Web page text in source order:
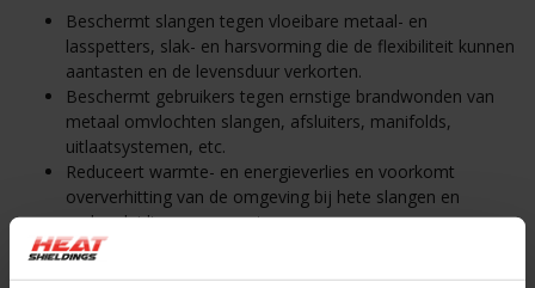
Beschermt slangen tegen vloeibare metaal- en
lasspetters, slak- en harsvorming die de flexibiliteit kunnen
aantasten en de levensduur verkorten.
Beschermt gebruikers tegen ernstige brandwonden van
metaal omvlochten slangen, afsluiters, manifolds,
uitlaatsystemen, etc.
Reduceert warmte- en energieverlies en voorkomt
oververhitting van de omgeving bij hete slangen en
andere leidingcomponenten.
Geschikt voor: aluminiumgieterijen, ijzergieterijen,